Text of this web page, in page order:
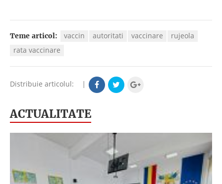
Teme articol: vaccin autoritati vaccinare
rujeola
rata vaccinare
Distribuie articolul: |
ACTUALITATE